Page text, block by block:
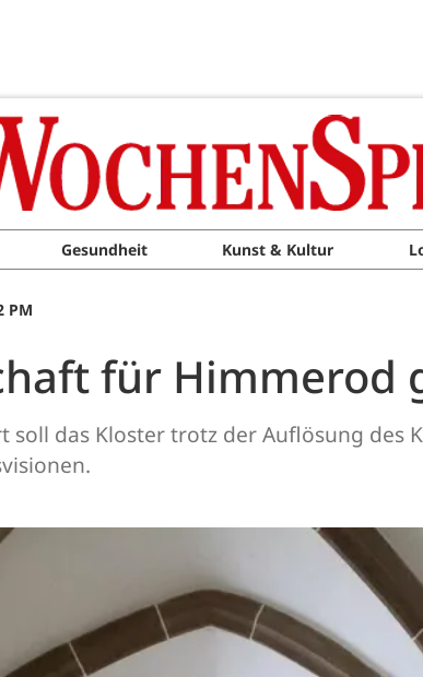
Gesundheit Kunst & Kultur
PM
für Himmerod
das Kloster trotz der Auflösung des